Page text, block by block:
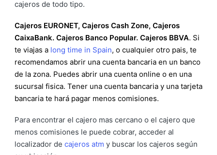
cajeros de todo tipo.
Cajeros EURONET, Cajeros Cash Zone, Cajeros
CaixaBank. Cajeros Banco Popular. Cajeros BBVA. Si
te viajas a long time in Spain, o cualquier otro pais, te
recomendamos abrir una cuenta bancaria en un banco
de la zona. Puedes abrir una cuenta online o en una
sucursal fisica. Tener una cuenta bancaria y una tarjeta
bancaria te hará pagar menos comisiones.
Para encontrar el cajero mas cercano o el cajero que
menos comisiones le puede cobrar, acceder al
localizador de cajeros atm y buscar los cajeros según